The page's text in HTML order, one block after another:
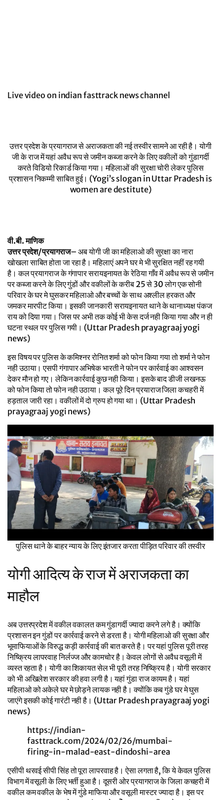
Live video on indian fasttrack news channel
उत्तर प्रदेश के प्रयागराज से अराजकता की नई तस्वीर सामने आ रही है। योगी
जी के राज में यहां अवैध रूप से जमीन कब्जा करने के लिए वकीलों को गुंडागर्दी
करते विडियो रिकार्ड किया गया। महिलाओं की सुरक्षा चोरी लेकर पुलिस
प्रशासन निकम्मी साबित हुई। (Yogi’s slogan in Uttar Pradesh is
women are destitute)
वी.बी. माणिक
उत्तर प्रदेश/प्रयागराज– अब योगी जी का महिलाओ की सुरक्षा का नारा
खोखला साबित होता जा रहा है। महिलाएं अपने घर मे भी सुरक्षित नहीं रह गयी
है। कल प्रयागराज के गंगापार सरायइनायत के रेठिया गाँव में अवैध रूप से जमीन
पर कब्जा करने के लिए गुंडों और वकीलों के करीब 25 से 30 लोग एक सोनी
परिवार के घर मे घुसकर महिलाओ और बच्चों के साथ अश्लील हरकत और
जमकर मारपीट किया। इसकी जानकारी सरायइनायत थाने के थानाध्यक्ष पंकज
राय को दिया गया। जिस पर अभी तक कोई भी केस दर्ज नही किया गया और न ही
घटना स्थल पर पुलिस गयी। (Uttar Pradesh prayagraaj yogi
news)
इस विषय पर पुलिस के कमिश्नर रोनित शर्मा को फोन किया गया तो शर्मा ने फोन
नही उठाया। एसपी गंगापार अभिषेक भारती ने फोन पर कार्रवाई का आश्वसन
देकर मौन हो गए। लेकिन कार्रवाई कुछ नही किया। इसके बाद डीजी लखनऊ
को फोन किया तो फोन नही उठाया। कल पूरे दिन प्रयाराज जिला कचहरी में
हड़ताल जारी रहा। वकीलों में दो ग्रुप हो गया था। (Uttar Pradesh
prayagraaj yogi news)
पुलिस थाने के बाहर न्याय के लिए इंतजार करता पीड़ित परिवार की तस्वीर
योगी आदित्य के राज में अराजकता का
माहौल
अब उत्तरप्रदेश में वकील वकालत कम गुंडागर्दी ज्यादा करने लगे है। क्योंकि
प्रशासन इन गुंडों पर कार्रवाई करने से डरता है। योगी महिलाओ की सुरक्षा और
भूमाफियाओं के विरुद्ध कड़ी कार्रवाई की बात करते है। पर यहां पुलिस पूरी तरह
निष्क्रिय लापरवाह निर्लज्ज और कामचोर है। केवल लोगों से अवैध वसूली में
व्यस्त रहता है। योगी का शिकायत सेल भी पूरी तरह निष्क्रिय है। योगी सरकार
को भी अखिलेश सरकार की हवा लगी है। यहां गुंडा राज कायम है। यहां
महिलाओ को अकेले घर मे छोड़ने लायक नही है। क्योंकि कब गुंडे घर मे घुस
जाएंगे इसकी कोई गारंटी नही है। (Uttar Pradesh prayagraaj yogi
news)
https://indian-
fasttrack.com/2024/02/26/mumbai-
firing-in-malad-east-dindoshi-area
एसीपी थरवई सीपी सिंह तो पूरा लापरवाह है। ऐसा लगता है, कि ये केवल पुलिस
विभाग में वसूली के लिए भर्ती हुआ है। दूसरी ओर प्रयागराज के जिला कचहरी में
वकील कम वकील के भेष में गुंडे माफिया और वसूली मास्टर ज्यादा है। इस पर